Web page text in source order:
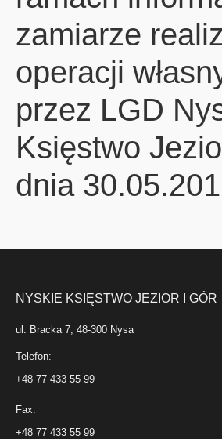
zamiarze
operacji
przez LGD
Księstwo
dnia
NYSKIE KSIĘSTWO JEZIOR I GÓR
ul. Bracka 7, 48-300 Nysa
Telefon:
+48 77 433 55 99
Fax:
+48 77 433 55 99